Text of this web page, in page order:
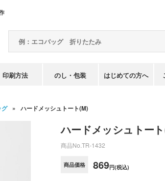
印刷方法 のし・包装 はじめての方へ
グ ハードメッシュトート(M)
ハードメッシュトー
商品No. TR-1432
商品価格 869円(税込)